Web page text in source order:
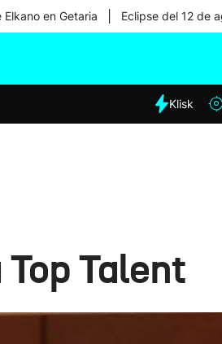
en Getaria Eclipse del 12 de
Klisk
Talent